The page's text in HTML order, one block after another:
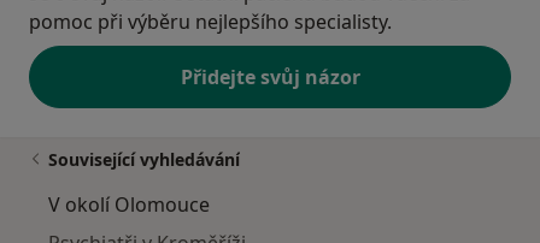
pomoc při výběru nejlepšího specialisty.
Přidejte svůj názor
Související vyhledávání
V okolí Olomouce